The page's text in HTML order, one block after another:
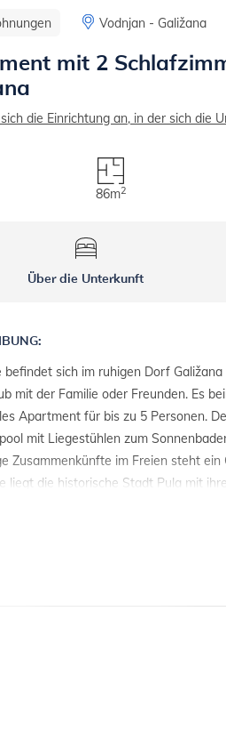
Vodnjan - Galižana
mit 2
die Einrichtung an, in der sich die
86m2
Über die Unterkunft
befindet sich im ruhigen Dorf
mit der Familie oder Freunden. Es
Apartment für bis zu 5 Personen.
mit Liegestühlen zum
Zusammenkünfte im Freien steht ein
liegt die historische Stadt Pula mit